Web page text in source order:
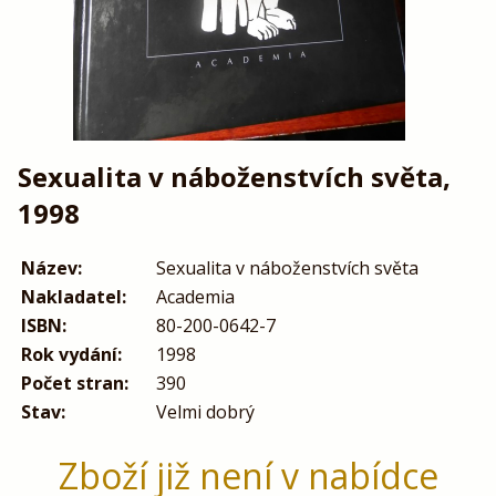
Sexualita v náboženstvích světa,
1998
Název:
Sexualita v náboženstvích světa
Nakladatel:
Academia
ISBN:
80-200-0642-7
Rok vydání:
1998
Počet stran:
390
Stav:
Velmi dobrý
Zboží již není v nabídce